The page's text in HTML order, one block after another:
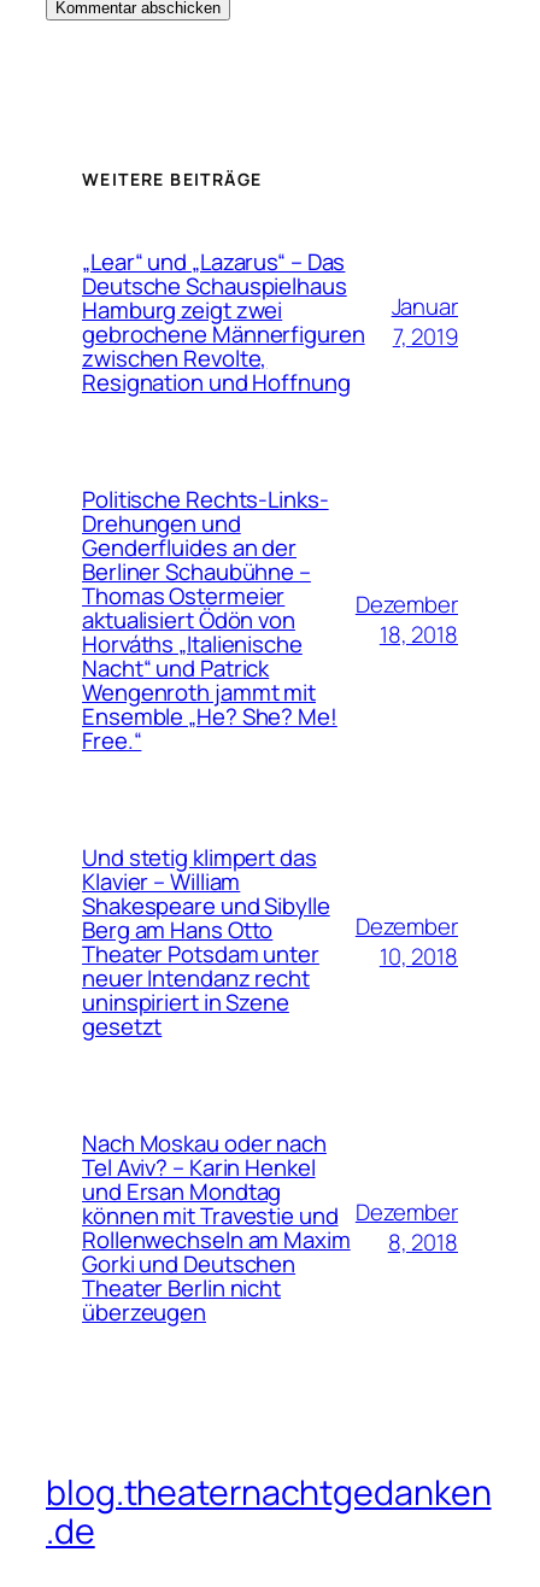
WEITERE BEITRÄGE
„Lear“ und „Lazarus“ – Das
Deutsche Schauspielhaus
Hamburg zeigt zwei
gebrochene Männerfiguren
zwischen Revolte,
Resignation und Hoffnung
Januar
7, 2019
Politische Rechts-Links-
Drehungen und
Genderfluides an der
Berliner Schaubühne –
Thomas Ostermeier
aktualisiert Ödön von
Horváths „Italienische
Nacht“ und Patrick
Wengenroth jammt mit
Ensemble „He? She? Me!
Free.“
Dezember
18, 2018
Und stetig klimpert das
Klavier – William
Shakespeare und Sibylle
Berg am Hans Otto
Theater Potsdam unter
neuer Intendanz recht
uninspiriert in Szene
gesetzt
Dezember
10, 2018
Nach Moskau oder nach
Tel Aviv? – Karin Henkel
und Ersan Mondtag
können mit Travestie und
Rollenwechseln am Maxim
Gorki und Deutschen
Theater Berlin nicht
überzeugen
Dezember
8, 2018
blog.theaternachtgedanken
.de